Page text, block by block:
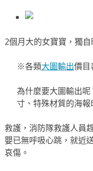
2個月大的女寶寶，獨
※各類大圖輸出價目
為什麼要大圖輸出
寸、特殊材質的海
救護，消防隊救護人員
嬰已無呼吸心跳，就近
哀傷。